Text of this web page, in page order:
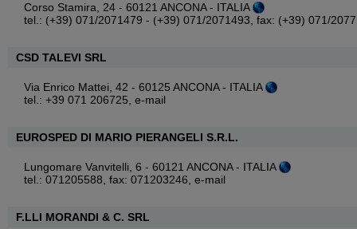
Corso Stamira, 24 - 60121 ANCONA - ITALIA
tel.: (+39) 071/2071479 - (+39) 071/2071493, fax: (+39) 071/
CSD TALEVI SRL
Via Enrico Mattei, 42 - 60125 ANCONA - ITALIA
tel.: +39 071 206725, e-mail
EUROSPED DI MARIO PIERANGELI S.R.L.
Lungomare Vanvitelli, 6 - 60121 ANCONA - ITALIA
tel.: 071205588, fax: 071203246, e-mail
F.LLI MORANDI & C. SRL